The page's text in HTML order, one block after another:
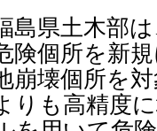
県土木部は
険個所を新
崩壊個所を
りも高精度